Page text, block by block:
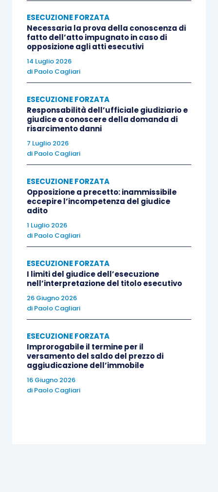
ESECUZIONE FORZATA
Necessaria la prova della conoscenza di
fatto dell’atto impugnato in caso di
opposizione agli atti esecutivi
14 Luglio 2026
di Paolo Cagliari
ESECUZIONE FORZATA
Responsabilità dell’ufficiale giudiziario e
giudice a conoscere della domanda di
risarcimento danni
7 Luglio 2026
di Paolo Cagliari
ESECUZIONE FORZATA
Opposizione a precetto: inammissibile
eccepire l’incompetenza del giudice
adito
1 Luglio 2026
di Paolo Cagliari
ESECUZIONE FORZATA
I limiti del giudice dell’esecuzione
nell’interpretazione del titolo esecutivo
26 Giugno 2026
di Paolo Cagliari
ESECUZIONE FORZATA
Improrogabile il termine per il
versamento del saldo del prezzo di
aggiudicazione dell’immobile
16 Giugno 2026
di Paolo Cagliari